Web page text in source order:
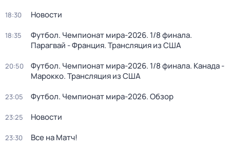
18:30 Новости
18:35
Футбол. Чемпионат мира-2026. 1/8 финала.
Парагвай - Франция. Трансляция из США
20:50
Футбол. Чемпионат мира-2026. 1/8 финала. Канада -
Марокко. Трансляция из США
23:05 Футбол. Чемпионат мира-2026. Обзор
23:25 Новости
23:30 Все на Матч!